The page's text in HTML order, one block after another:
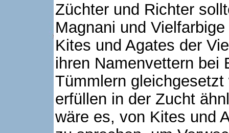
Züchter und Richter
Magnani und
Kites und Agates der
ihren Namenvettern bei
Tümmlern
erfüllen in der Zucht
wäre es, von Kites und